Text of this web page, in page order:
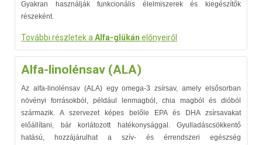
Gyakran használják funkcionális élelmiszerek és kiegészítők
részeként.
További részletek a Alfa-glükán előnyeiről
Alfa-linolénsav (ALA)
Az alfa-linolénsav (ALA) egy omega-3 zsírsav, amely elsősorban
növényi forrásokból, például lenmagból, chia magból és dióból
származik. A szervezet képes belőle EPA és DHA zsírsavakat
előállítani, bár korlátozott hatékonysággal. Gyulladáscsökkentő
hatású, hozzájárulhat a szív- és érrendszeri egészség